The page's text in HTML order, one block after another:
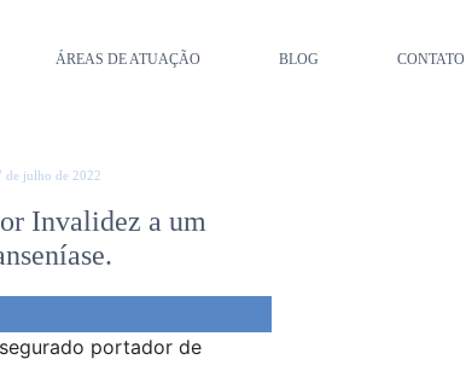
ÁREAS DE ATUAÇÃO BLOG CONTATO
julho de 2022
Invalidez a um